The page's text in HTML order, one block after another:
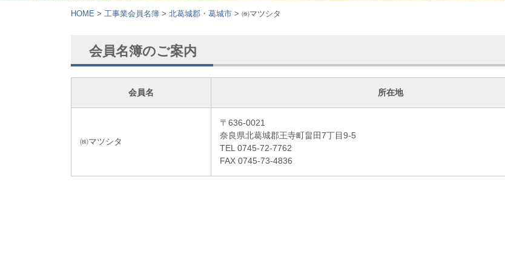
HOME > ⼯事業会員名簿 > 北葛城郡・葛城市 > ㈱マツシタ
会員名簿のご案内
会員名 所在地
㈱マツシタ
〒636-0021
奈良県北葛城郡王寺町畠田7丁目9-5
TEL 0745-72-7762
FAX 0745-73-4836